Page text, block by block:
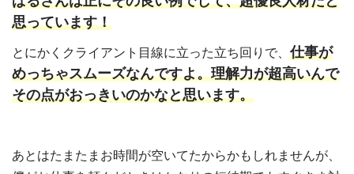
思っています！
とにかくクライアント目線に立った立ち回りで、 仕事が
めっちゃスムーズなんですよ。理解力が超高いんで
その点がおっきいのかなと思います。
あとはたまたまお時間が空いてたからかもしれませんが、